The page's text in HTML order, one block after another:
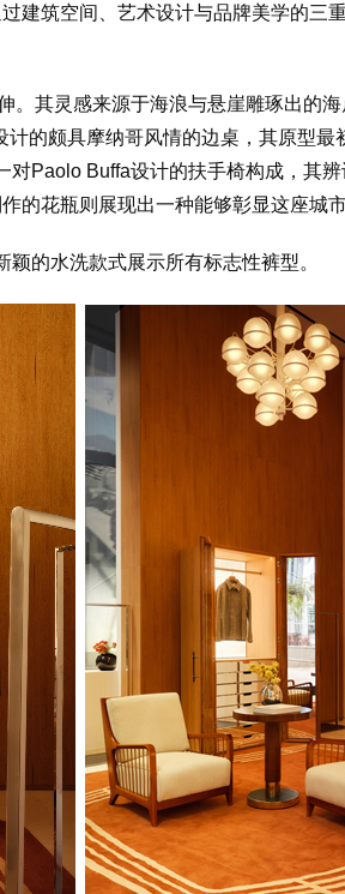
建筑空间、艺术设计与品牌美学的三
其灵感来源于海浪与悬崖雕琢出的
的颇具摩纳哥风情的边桌，其原型最
Paolo Buffa设计的扶手椅构成，其
花瓶则展现出一种能够彰显这座城
的水洗款式展示所有标志性裤型。